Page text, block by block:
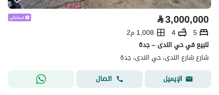
⃁3,000,000
5
4
1,008 م2
للبيع في حي الندى – جدة
شارع شارع الندى، حي الندى، جدة
الإيميل
اتصال